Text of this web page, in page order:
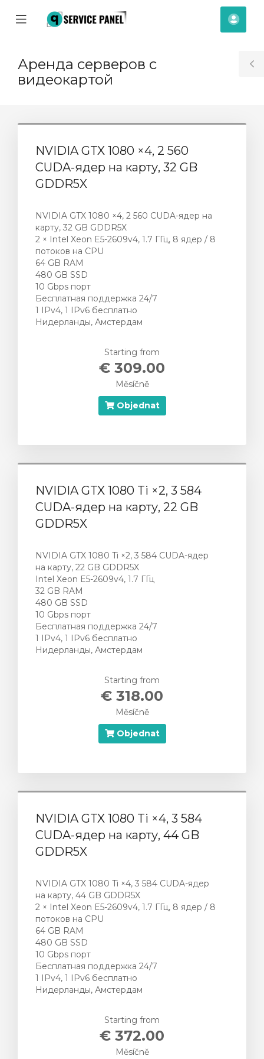
Mobile
Účet
Аренда серверов с
видеокартой
NVIDIA GTX 1080 ×4, 2 560
CUDA-ядер на карту, 32 GB
GDDR5X
NVIDIA GTX 1080 ×4, 2 560 CUDA-ядер на
карту, 32 GB GDDR5X
2 × Intel Xeon E5-2609v4, 1.7 ГГц, 8 ядер / 8
потоков на CPU
64 GB RAM
480 GB SSD
10 Gbps порт
Бесплатная поддержка 24/7
1 IPv4, 1 IPv6 бесплатно
Нидерланды, Амстердам
Starting from
€ 309.00
Měsíčně
Objednat
NVIDIA GTX 1080 Ti ×2, 3 584
CUDA-ядер на карту, 22 GB
GDDR5X
NVIDIA GTX 1080 Ti ×2, 3 584 CUDA-ядер
на карту, 22 GB GDDR5X
Intel Xeon E5-2609v4, 1.7 ГГц
32 GB RAM
480 GB SSD
10 Gbps порт
Бесплатная поддержка 24/7
1 IPv4, 1 IPv6 бесплатно
Нидерланды, Амстердам
Starting from
€ 318.00
Měsíčně
Objednat
NVIDIA GTX 1080 Ti ×4, 3 584
CUDA-ядер на карту, 44 GB
GDDR5X
NVIDIA GTX 1080 Ti ×4, 3 584 CUDA-ядер
на карту, 44 GB GDDR5X
2 × Intel Xeon E5-2609v4, 1.7 ГГц, 8 ядер / 8
потоков на CPU
64 GB RAM
480 GB SSD
10 Gbps порт
Бесплатная поддержка 24/7
1 IPv4, 1 IPv6 бесплатно
Нидерланды, Амстердам
Starting from
€ 372.00
Měsíčně